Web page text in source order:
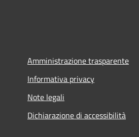
Amministrazione trasparente
Informativa privacy
Note legali
Dichiarazione di accessibilità